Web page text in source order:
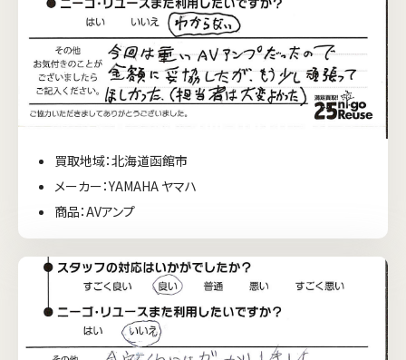
買取地域：北海道函館市
メーカー：YAMAHA ヤマハ
商品：AVアンプ